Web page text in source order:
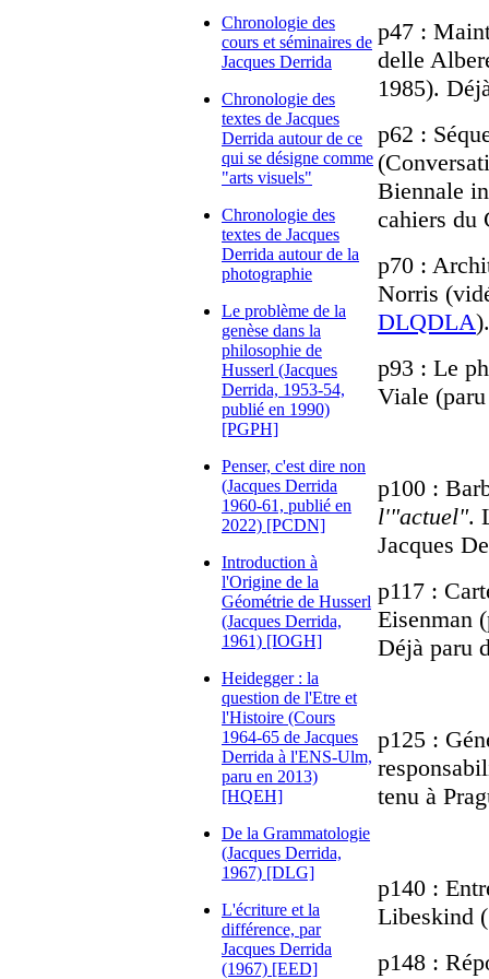
Chronologie des
cours et séminaires de
Jacques Derrida
Chronologie des
textes de Jacques
Derrida autour de ce
qui se désigne comme
"arts visuels"
Chronologie des
textes de Jacques
Derrida autour de la
photographie
Le problème de la
genèse dans la
philosophie de
Husserl (Jacques
Derrida, 1953-54,
publié en 1990)
[PGPH]
Penser, c'est dire non
(Jacques Derrida
1960-61, publié en
2022) [PCDN]
Introduction à
l'Origine de la
Géométrie de Husserl
(Jacques Derrida,
1961) [IOGH]
Heidegger : la
question de l'Etre et
l'Histoire (Cours
1964-65 de Jacques
Derrida à l'ENS-Ulm,
paru en 2013)
[HQEH]
De la Grammatologie
(Jacques Derrida,
1967) [DLG]
L'écriture et la
différence, par
Jacques Derrida
(1967) [EED]
p47 :
delle
1985).
p62 :
Biennale
cahiers du
p70 :
Norris
DLQDLA).
p93 : Le
Viale
p100 :
l'"actuel".
Jacques
p117 :
Eisenman
Déjà paru
p125 :
tenu à
p140 :
Libeskind
p148 :